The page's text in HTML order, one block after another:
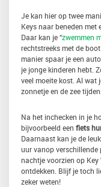
Je kan hier op twee
Keys naar beneden met
Daar kan je “zwemmen
rechtstreeks met de
manier spaar je een
je jonge kinderen hebt.
veel moeite kost. Al wat
zonnetje en de zee
Na het inchecken in je
bijvoorbeeld een fiets
Daarnaast kan je de
uur vanop verschillende
nachtje voorzien op
ontdekken. Blijf je toch
zeker weten!